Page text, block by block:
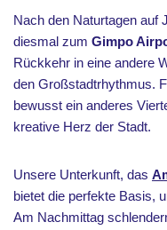
Nach den Naturtagen auf
diesmal zum Gimpo
Rückkehr in eine andere
den Großstadtrhythmus.
bewusst ein anderes
kreative Herz der Stadt.
Unsere Unterkunft, das
bietet die perfekte Basis,
Am Nachmittag